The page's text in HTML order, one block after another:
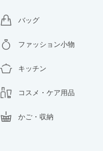
バッグ
ファッション小物
キッチン
コスメ・ケア用品
かご・収納